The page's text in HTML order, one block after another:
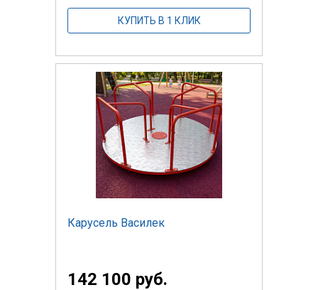
КУПИТЬ В 1 КЛИК
Карусель Василек
142 100 руб.